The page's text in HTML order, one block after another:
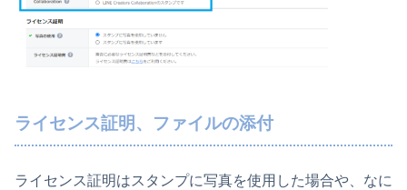
ライセンス証明、ファイルの添付
ライセンス証明はスタンプに写真を使用した場合や、なに